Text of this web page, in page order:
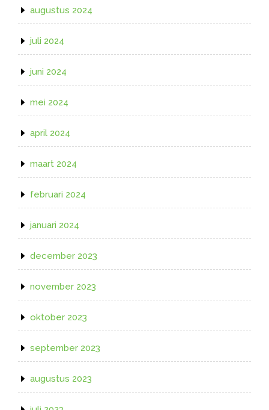
augustus 2024
juli 2024
juni 2024
mei 2024
april 2024
maart 2024
februari 2024
januari 2024
december 2023
november 2023
oktober 2023
september 2023
augustus 2023